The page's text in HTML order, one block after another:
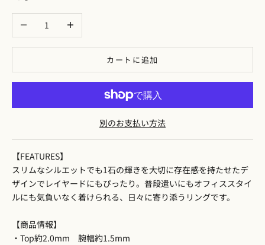
数量を減らす
数量を増やす
カートに追加
別のお支払い方法
【FEATURES】
スリムなシルエットでも1石の輝きを大切に存在感を持たせたデ
ザインでレイヤードにもぴったり。普段遣いにもオフィススタイ
ルにも気負いなく着けられる、日々に寄り添うリングです。
【商品情報】
・Top約2.0mm 腕幅約1.5mm